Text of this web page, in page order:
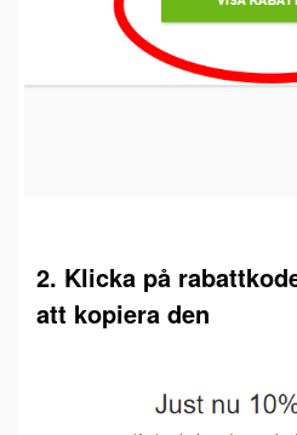
2. Klicka på
att kopiera den